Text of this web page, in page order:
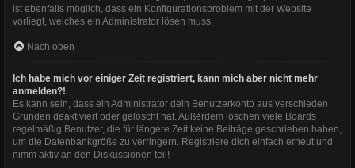
ist ebenfalls möglich, dass ein Konfigurationsproblem mit der Website
vorliegt, welches ein Administrator lösen muss.
Nach oben
Ich habe mich vor einiger Zeit registriert, kann mich aber nicht mehr
anmelden?!
Es kann sein, dass ein Administrator dein Benutzerkonto aus verschieden
Gründen deaktiviert oder gelöscht hat. Außerdem löschen viele Boards
regelmäßig Benutzer, die für längere Zeit keine Beiträge geschrieben haben,
um die Datenbankgröße zu verringern. Registriere dich einfach erneut und
nimm aktiv an den Diskussionen teil!